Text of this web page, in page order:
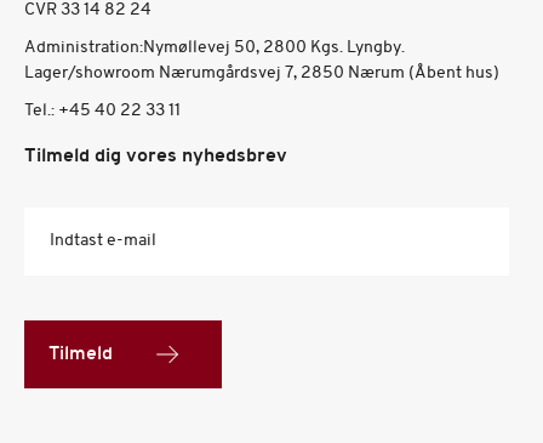
CVR 33 14 82 24
Administration:Nymøllevej 50, 2800 Kgs. Lyngby.
Lager/showroom Nærumgårdsvej 7, 2850 Nærum (Åbent hus)
Tel.: +45 40 22 33 11
Tilmeld dig vores nyhedsbrev
Indtast e-mail
Tilmeld